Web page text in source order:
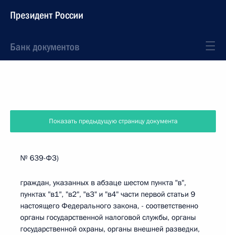
Президент России
Банк документов
Показать предыдущую страницу документа
№ 639-ФЗ)
граждан, указанных в абзаце шестом пункта "в",
пунктах "в1", "в2", "в3" и "в4" части первой статьи 9
настоящего Федерального закона, - соответственно
органы государственной налоговой службы, органы
государственной охраны, органы внешней разведки,